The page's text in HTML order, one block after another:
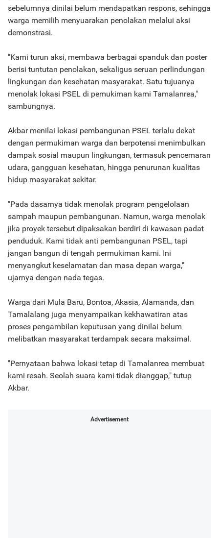
sebelumnya dinilai belum mendapatkan respons, sehingga
warga memilih menyuarakan penolakan melalui aksi
demonstrasi.
"Kami turun aksi, membawa berbagai spanduk dan poster
berisi tuntutan penolakan, sekaligus seruan perlindungan
lingkungan dan kesehatan masyarakat. Satu tujuanya
menolak lokasi PSEL di pemukiman kami Tamalanrea,"
sambungnya.
Akbar menilai lokasi pembangunan PSEL terlalu dekat
dengan permukiman warga dan berpotensi menimbulkan
dampak sosial maupun lingkungan, termasuk pencemaran
udara, gangguan kesehatan, hingga penurunan kualitas
hidup masyarakat sekitar.
"Pada dasarnya tidak menolak program pengelolaan
sampah maupun pembangunan. Namun, warga menolak
jika proyek tersebut dipaksakan berdiri di kawasan padat
penduduk. Kami tidak anti pembangunan PSEL, tapi
jangan bangun di tengah permukiman kami. Ini
menyangkut keselamatan dan masa depan warga,"
ujarnya dengan nada tegas.
Warga dari Mula Baru, Bontoa, Akasia, Alamanda, dan
Tamalalang juga menyampaikan kekhawatiran atas
proses pengambilan keputusan yang dinilai belum
melibatkan masyarakat terdampak secara maksimal.
"Pernyataan bahwa lokasi tetap di Tamalanrea membuat
kami resah. Seolah suara kami tidak dianggap," tutup
Akbar.
Advertisement